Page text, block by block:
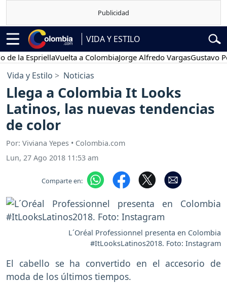
VIDA Y ESTILO
Vuelta a ColombiaJorge Alfredo VargasGustavo Petro
Vida y Estilo Noticias
Llega a Colombia It Looks
Latinos, las nuevas tendencias
de color
Por: Viviana Yepes • Colombia.com
Lun, 27 Ago 2018 11:53 am
Comparte en:
L´Oréal Professionnel presenta en Colombia
#ItLooksLatinos2018. Foto: Instagram
El cabello se ha convertido en el accesorio de
moda de los últimos tiempos.